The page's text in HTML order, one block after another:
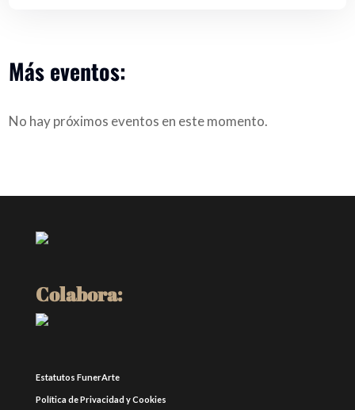
Más eventos:
No hay próximos eventos en este momento.
Colabora:
Estatutos FunerArte
Política de Privacidad y Cookies